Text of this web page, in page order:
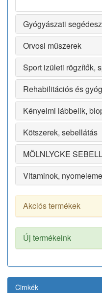
Gyógyászati
Orvosi műszerek
Sport izületi rögzítők,
Rehabilitációs és
Kényelmi lábbelik,
Kötszerek, sebellátás
MÖLNLYCKE
Vitaminok,
Akciós termékek
Új termékeink
Cimkék